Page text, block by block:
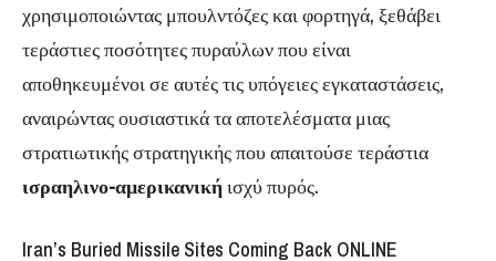
χρησιμοποιώντας μπουλντόζες και φορτηγά, ξεθάβει
τεράστιες ποσότητες πυραύλων που είναι
αποθηκευμένοι σε αυτές τις υπόγειες εγκαταστάσεις,
αναιρώντας ουσιαστικά τα αποτελέσματα μιας
στρατιωτικής στρατηγικής που απαιτούσε τεράστια
ισραηλινο-αμερικανικήισχύ πυρός.
Iran’s Buried Missile Sites Coming Back ONLINE